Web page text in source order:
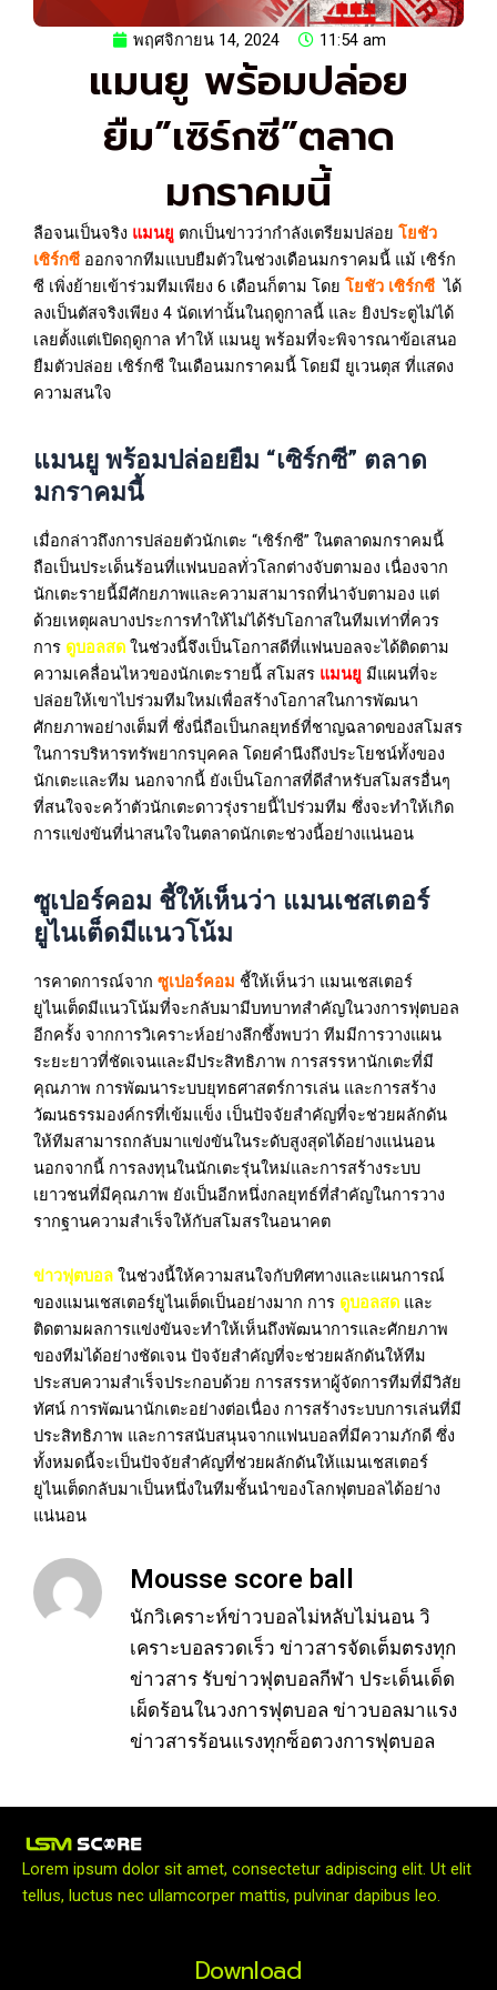
พฤศจิกายน 14, 2024 11:54 am
แมนยู พร้อมปล่อย
ยืม”เซิร์กซี”ตลาด
มกราคมนี้
ลือจนเป็นจริง แมนยู ตกเป็นข่าวว่ากำลังเตรียมปล่อย โยชัว
เซิร์กซี ออกจากทีมแบบยืมตัวในช่วงเดือนมกราคมนี้ แม้ เซิร์ก
ซี เพิ่งย้ายเข้าร่วมทีมเพียง 6 เดือนก็ตาม โดย โยชัว เซิร์กซี ได้
ลงเป็นตัสจริงเพียง 4 นัดเท่านั้นในฤดูกาลนี้ และ ยิงประตูไม่ได้
เลยตั้งแต่เปิดฤดูกาล ทำให้ แมนยู พร้อมที่จะพิจารณาข้อเสนอ
ยืมตัวปล่อย เซิร์กซี ในเดือนมกราคมนี้ โดยมี ยูเวนตุส ที่แสดง
ความสนใจ
แมนยู พร้อมปล่อยยืม “เซิร์กซี” ตลาด
มกราคมนี้
เมื่อกล่าวถึงการปล่อยตัวนักเตะ “เซิร์กซี” ในตลาดมกราคมนี้
ถือเป็นประเด็นร้อนที่แฟนบอลทั่วโลกต่างจับตามอง เนื่องจาก
นักเตะรายนี้มีศักยภาพและความสามารถที่น่าจับตามอง แต่
ด้วยเหตุผลบางประการทำให้ไม่ได้รับโอกาสในทีมเท่าที่ควร
การ ดูบอลสด ในช่วงนี้จึงเป็นโอกาสดีที่แฟนบอลจะได้ติดตาม
ความเคลื่อนไหวของนักเตะรายนี้ สโมสร แมนยู มีแผนที่จะ
ปล่อยให้เขาไปร่วมทีมใหม่เพื่อสร้างโอกาสในการพัฒนา
ศักยภาพอย่างเต็มที่ ซึ่งนี่ถือเป็นกลยุทธ์ที่ชาญฉลาดของสโมสร
ในการบริหารทรัพยากรบุคคล โดยคำนึงถึงประโยชน์ทั้งของ
นักเตะและทีม นอกจากนี้ ยังเป็นโอกาสที่ดีสำหรับสโมสรอื่นๆ
ที่สนใจจะคว้าตัวนักเตะดาวรุ่งรายนี้ไปร่วมทีม ซึ่งจะทำให้เกิด
การแข่งขันที่น่าสนใจในตลาดนักเตะช่วงนี้อย่างแน่นอน
ซูเปอร์คอม ชี้ให้เห็นว่า แมนเชสเตอร์
ยูไนเต็ดมีแนวโน้ม
ารคาดการณ์จาก ซูเปอร์คอม ชี้ให้เห็นว่า แมนเชสเตอร์
ยูไนเต็ดมีแนวโน้มที่จะกลับมามีบทบาทสำคัญในวงการฟุตบอล
อีกครั้ง จากการวิเคราะห์อย่างลึกซึ้งพบว่า ทีมมีการวางแผน
ระยะยาวที่ชัดเจนและมีประสิทธิภาพ การสรรหานักเตะที่มี
คุณภาพ การพัฒนาระบบยุทธศาสตร์การเล่น และการสร้าง
วัฒนธรรมองค์กรที่เข้มแข็ง เป็นปัจจัยสำคัญที่จะช่วยผลักดัน
ให้ทีมสามารถกลับมาแข่งขันในระดับสูงสุดได้อย่างแน่นอน
นอกจากนี้ การลงทุนในนักเตะรุ่นใหม่และการสร้างระบบ
เยาวชนที่มีคุณภาพ ยังเป็นอีกหนึ่งกลยุทธ์ที่สำคัญในการวาง
รากฐานความสำเร็จให้กับสโมสรในอนาคต
ข่าวฟุตบอล ในช่วงนี้ให้ความสนใจกับทิศทางและแผนการณ์
ของแมนเชสเตอร์ยูไนเต็ดเป็นอย่างมาก การ ดูบอลสด และ
ติดตามผลการแข่งขันจะทำให้เห็นถึงพัฒนาการและศักยภาพ
ของทีมได้อย่างชัดเจน ปัจจัยสำคัญที่จะช่วยผลักดันให้ทีม
ประสบความสำเร็จประกอบด้วย การสรรหาผู้จัดการทีมที่มีวิสัย
ทัศน์ การพัฒนานักเตะอย่างต่อเนื่อง การสร้างระบบการเล่นที่มี
ประสิทธิภาพ และการสนับสนุนจากแฟนบอลที่มีความภักดี ซึ่ง
ทั้งหมดนี้จะเป็นปัจจัยสำคัญที่ช่วยผลักดันให้แมนเชสเตอร์
ยูไนเต็ดกลับมาเป็นหนึ่งในทีมชั้นนำของโลกฟุตบอลได้อย่าง
แน่นอน
Mousse score ball
นักวิเคราะห์ข่าวบอลไม่หลับไม่นอน วิ
เคราะบอลรวดเร็ว ข่าวสารจัดเต็มตรงทุก
ข่าวสาร รับข่าวฟุตบอลกีฬา ประเด็นเด็ด
เผ็ดร้อนในวงการฟุตบอล ข่าวบอลมาแรง
ข่าวสารร้อนแรงทุกซ็อตวงการฟุตบอล
Lorem ipsum dolor sit amet, consectetur adipiscing elit. Ut elit
tellus, luctus nec ullamcorper mattis, pulvinar dapibus leo.
Download